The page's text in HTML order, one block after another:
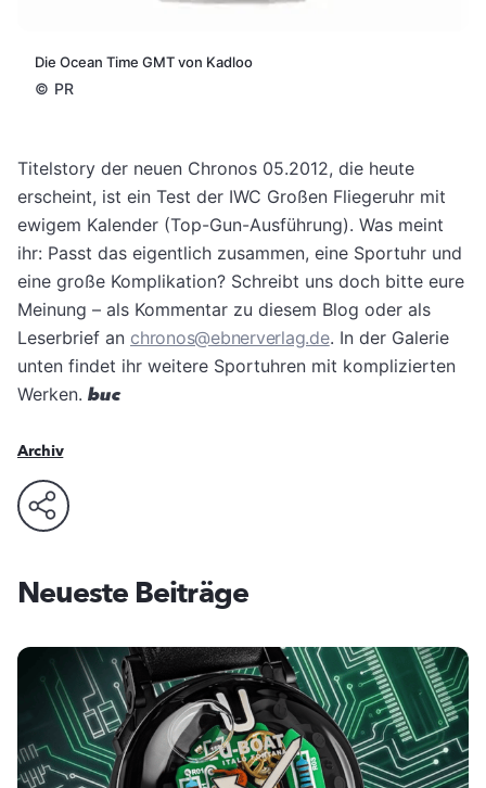
Die Ocean Time GMT von Kadloo
© PR
Titelstory der neuen Chronos 05.2012, die heute
erscheint, ist ein Test der IWC Großen Fliegeruhr mit
ewigem Kalender (Top-Gun-Ausführung). Was meint
ihr: Passt das eigentlich zusammen, eine Sportuhr und
eine große Komplikation? Schreibt uns doch bitte eure
Meinung – als Kommentar zu diesem Blog oder als
Leserbrief an chronos@ebnerverlag.de. In der Galerie
unten findet ihr weitere Sportuhren mit komplizierten
Werken. buc
Archiv
Neueste Beiträge